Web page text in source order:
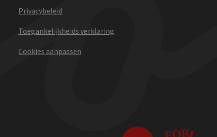
Privacybeleid
Toegankelijkheids verklaring
Cookies aanpassen